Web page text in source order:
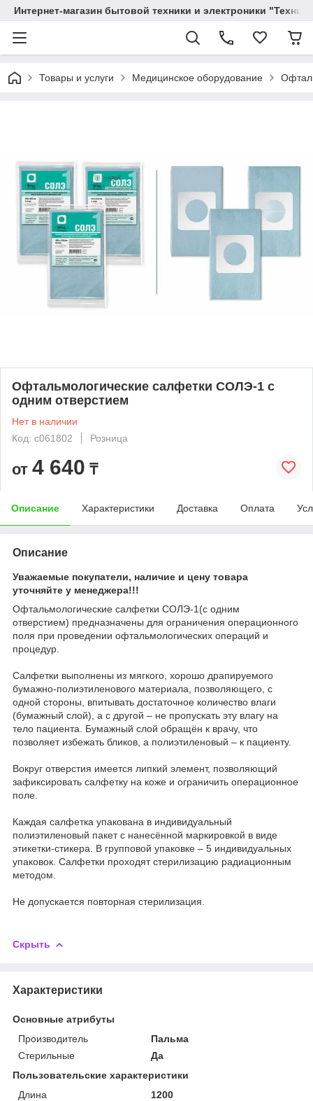
Интернет-магазин бытовой техники и электроники
Товары и услуги Медицинское оборудование
Офтальмологические салфетки СОЛЭ-1 с
одним отверстием
Нет в наличии
Код: c061802
Розница
от 4 640 ₸
Описание Характеристики Доставка Оплата
Описание
Уважаемые покупатели, наличие и цену товара
уточняйте у менеджера!!!
Офтальмологические салфетки СОЛЭ-1(с одним
отверстием) предназначены для ограничения операционного
поля при проведении офтальмологических операций и
процедур.
Салфетки выполнены из мягкого, хорошо драпируемого
бумажно-полиэтиленового материала, позволяющего, с
одной стороны, впитывать достаточное количество влаги
(бумажный слой), а с другой – не пропускать эту влагу на
тело пациента. Бумажный слой обращён к врачу, что
позволяет избежать бликов, а полиэтиленовый – к пациенту.
Вокруг отверстия имеется липкий элемент, позволяющий
зафиксировать салфетку на коже и ограничить операционное
поле.
Каждая салфетка упакована в индивидуальный
полиэтиленовый пакет с нанесённой маркировкой в виде
этикетки-стикера. В групповой упаковке – 5 индивидуальных
упаковок. Салфетки проходят стерилизацию радиационным
методом.
Не допускается повторная стерилизация.
Скрыть
Характеристики
Основные атрибуты
Производитель
Пальма
Стерильные
Да
Пользовательские характеристики
Длина
1200